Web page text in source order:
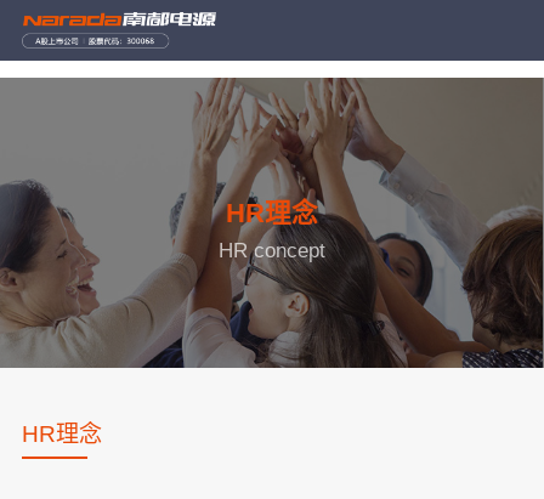
HR理念
HR concept
HR理念